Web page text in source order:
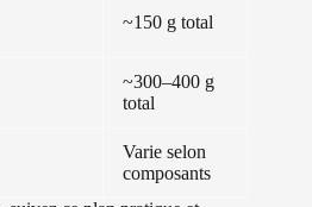
~150 g total
~300–400 g
total
Varie selon
composants